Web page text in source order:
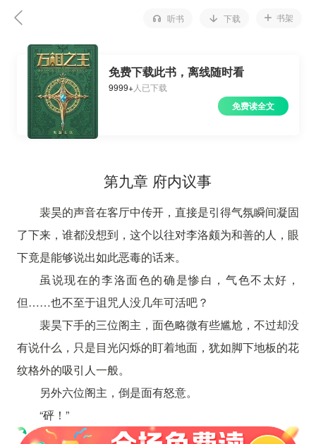
听书 下载 书架
免费下载此书，离线随时看
9999+人已下载
免费读全文
第九章 府内议事
裴昊的声音在客厅中传开，直接是引得气氛瞬间凝固
了下来，谁都没想到，这个以往对李洛颇为和善的人，眼
下竟是能够说出如此恶毒的话来。
虽说现在的李洛面色的确是惨白，气色不太好，
但……也不至于诅咒人没几年可活吧？
裴昊下手的三位阁主，面色略微有些尴尬，不过却没
有说什么，只是目光闪烁的盯着地面，犹如脚下地板的花
纹格外的吸引人一般。
另外六位阁主，倒是面有怒意。
“砰！”